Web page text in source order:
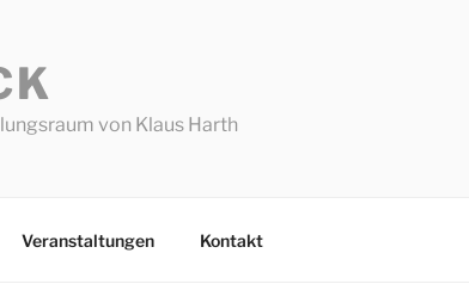
von Klaus Harth
Veranstaltungen Kontakt